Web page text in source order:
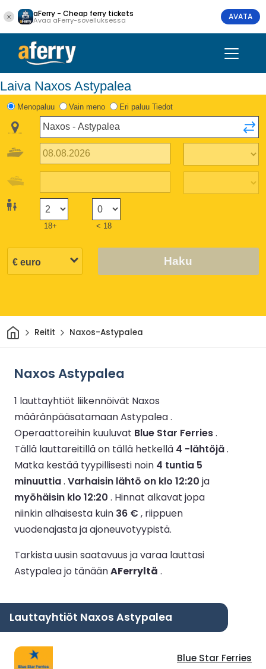
aFerry - Cheap ferry tickets
Avaa aFerry-sovelluksessa AVATA
Laiva Naxos Astypalea
Menopaluu Vain meno Eri paluu Tiedot
18+ < 18
Haku
KotiinReitit Naxos-Astypalea
Naxos Astypalea
1 lauttayhtiöt liikennöivät Naxos
määränpääsatamaan Astypalea .
Operaattoreihin kuuluvat Blue Star Ferries.
Tällä lauttareitillä on tällä hetkellä 4 -lähtöjä.
Matka kestää tyypillisesti noin 4 tuntia 5
minuuttia. Varhaisin lähtö on klo 12:20 ja
myöhäisin klo 12:20 . Hinnat alkavat jopa
niinkin alhaisesta kuin 36 € , riippuen
vuodenajasta ja ajoneuvotyypistä.
Tarkista uusin saatavuus ja varaa lauttasi
Astypalea jo tänäänAFerryltä .
Lauttayhtiöt Naxos Astypalea
Blue Star Ferries